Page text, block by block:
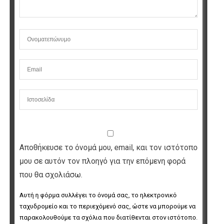
Αποθήκευσε το όνομά μου, email, και τον ιστότοπο
μου σε αυτόν τον πλοηγό για την επόμενη φορά
που θα σχολιάσω.
Αυτή η φόρμα συλλέγει το όνομά σας, το ηλεκτρονικό
ταχυδρομείο και το περιεχόμενό σας, ώστε να μπορούμε να
παρακολουθούμε τα σχόλια που διατίθενται στον ιστότοπο.